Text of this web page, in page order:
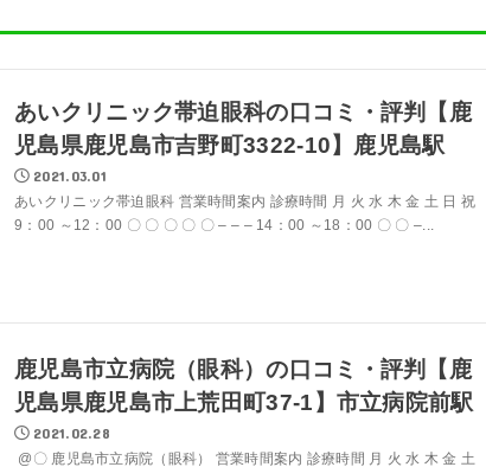
あいクリニック帯迫眼科の口コミ・評判【鹿
児島県鹿児島市吉野町3322-10】鹿児島駅
2021.03.01
あいクリニック帯迫眼科 営業時間案内 診療時間 月 火 水 木 金 土 日 祝
9：00 ～12：00 〇 〇 〇 〇 〇 – – – 14：00 ～18：00 〇 〇 –...
鹿児島市立病院（眼科）の口コミ・評判【鹿
児島県鹿児島市上荒田町37-1】市立病院前駅
2021.02.28
@〇 鹿児島市立病院（眼科） 営業時間案内 診療時間 月 火 水 木 金 土